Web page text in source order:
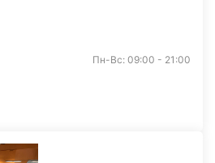
Пн-Вс: 09:00 - 21:00